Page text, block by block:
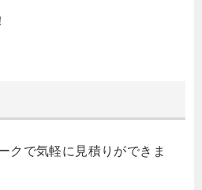
クで気軽に見積りができま